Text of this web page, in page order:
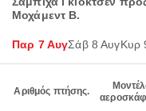
Μοχάμεντ Β.
Παρ 7 ΑυγΣάβ 8 ΑυγΚυρ
Αριθμός πτήσης.